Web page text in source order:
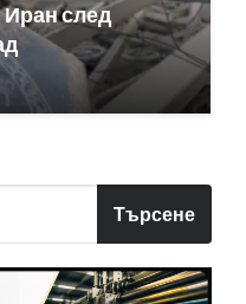
след
Търсене